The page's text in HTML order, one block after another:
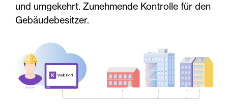
und umgekehrt. Zunehmende Kontrolle für den
Gebäudebesitzer.